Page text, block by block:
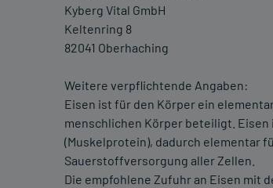
Kyberg Vital GmbH
Keltenring 8
82041 Oberhaching
Weitere verpflichtende Angaben:
Eisen ist für den Körper ein
menschlichen Körper beteiligt.
(Muskelprotein), dadurch elementar
Sauerstoffversorgung aller Zellen.
Die empfohlene Zufuhr an Eisen mit